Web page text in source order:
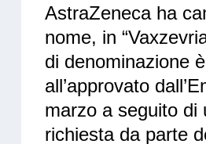
AstraZeneca ha
nome, in
di denominazione
all’approvato
marzo a seguito di
richiesta da parte